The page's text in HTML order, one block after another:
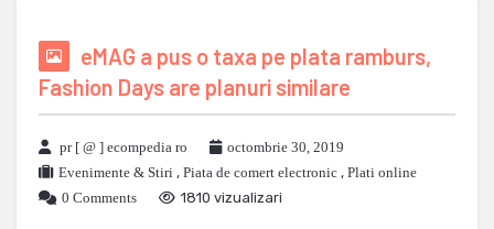
eMAG a pus o taxa pe plata ramburs,
Fashion Days are planuri similare
pr [ @ ] ecompedia ro
octombrie 30, 2019
Evenimente & Stiri , Piata de comert electronic , Plati online
0 Comments
1810 vizualizari